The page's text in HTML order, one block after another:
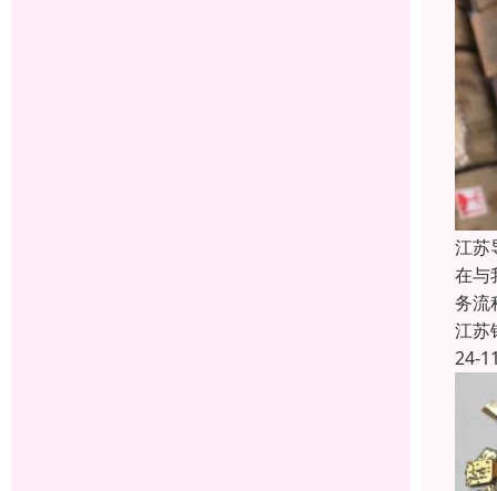
江苏
在与
务流
江苏
24-